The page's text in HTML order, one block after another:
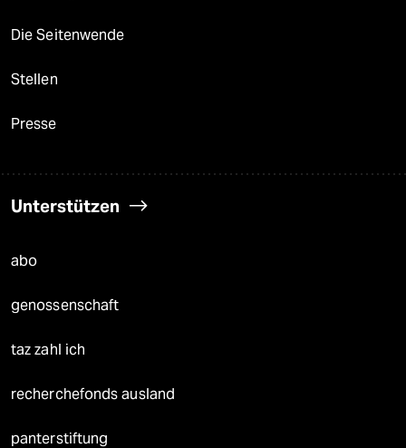
Die Seitenwende
Stellen
Presse
Unterstützen
abo
genossenschaft
taz zahl ich
recherchefonds ausland
panterstiftung